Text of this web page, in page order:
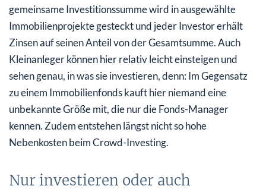
gemeinsame Investitionssumme wird in ausgewählte
Immobilienprojekte gesteckt und jeder Investor erhält
Zinsen auf seinen Anteil von der Gesamtsumme. Auch
Kleinanleger können hier relativ leicht einsteigen und
sehen genau, in was sie investieren, denn: Im Gegensatz
zu einem Immobilienfonds kauft hier niemand eine
unbekannte Größe mit, die nur die Fonds-Manager
kennen. Zudem entstehen längst nicht so hohe
Nebenkosten beim Crowd-Investing.
Nur investieren oder auch